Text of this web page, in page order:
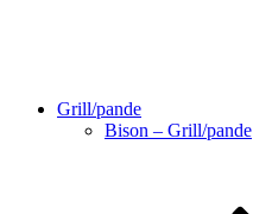
Grill/pande
Bison – Grill/pande